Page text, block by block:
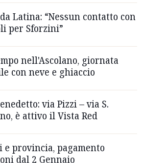
Latina: “Nessun contatto con
per Sforzini”
nell'Ascolano, giornata
con neve e ghiaccio
via Pizzi – via S.
è attivo il Vista Red
e provincia, pagamento
dal 2 Gennaio